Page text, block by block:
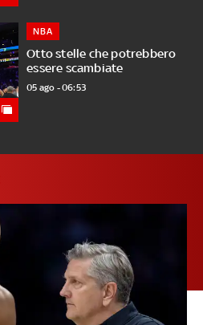
Otto stelle che potrebbero
essere scambiate
NBA
05 ago - 06:53